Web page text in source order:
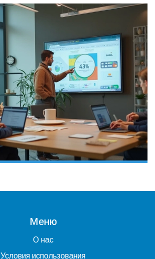
Меню
О нас
Условия использования